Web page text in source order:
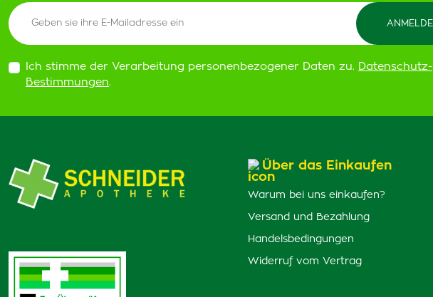
Ich stimme der Verarbeitung personenbezogener Daten zu. Datenschutz-
Bestimmungen.
Über das Einkaufen
Warum bei uns einkaufen?
Versand und Bezahlung
Handelsbedingungen
Widerruf vom Vertrag